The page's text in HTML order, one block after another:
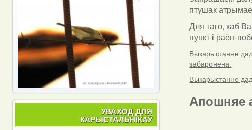
птушак
Для таго, каб
пункт і раён-
Выкарыстанне
забаронена.
Выкарыстанне
Апошняе
УВАХОД ДЛЯ
КАРЫСТАЛЬНІКАЎ